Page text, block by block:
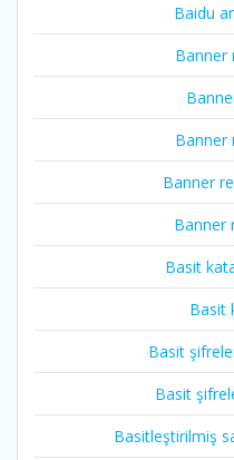
Baidu
Banner
Banner
Banner
Banner
Basit
Basit
Basit
Basit
Basitleştirilmiş